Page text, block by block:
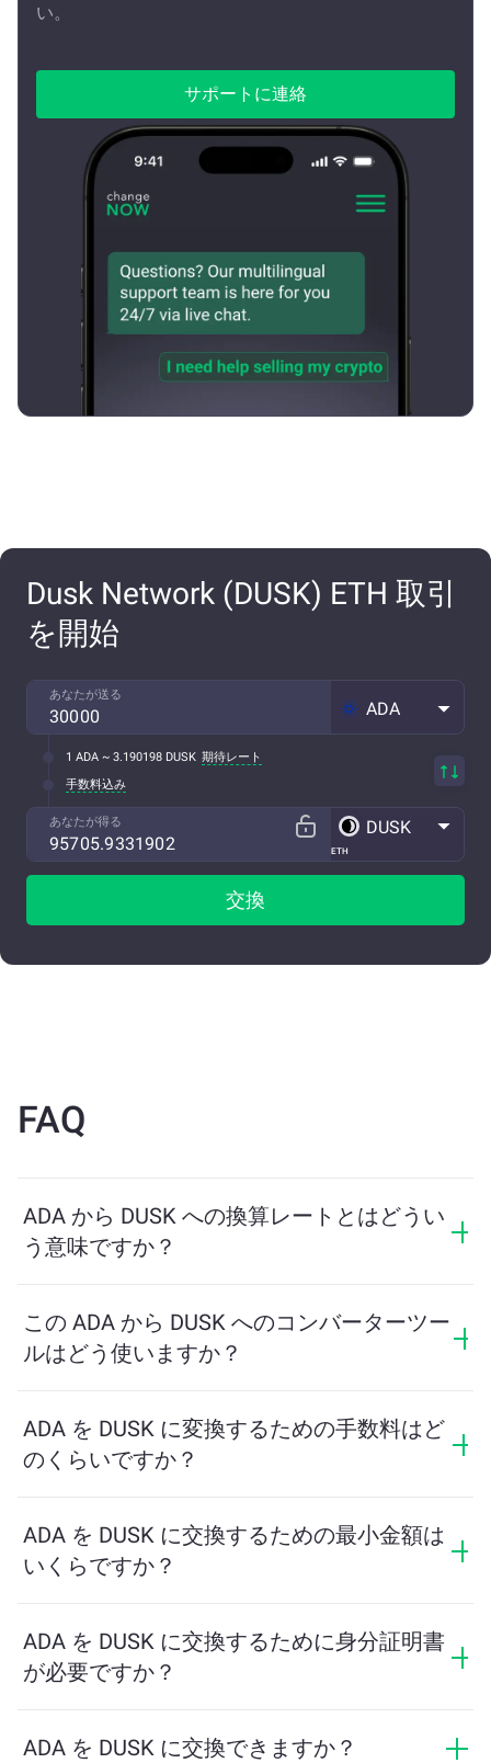
い。
サポートに連絡
Dusk Network (DUSK) ETH 取引
を開始
あなたが送る
ADA
1 ADA ~ 3.190198 DUSK 期待レート
手数料込み
あなたが得る
ETH
DUSK
交換
FAQ
ADA から DUSK への換算レートとはどうい
う意味ですか？
を示します。このレートは市場状況、需要と供給、流
動性に応じて変動します。
この ADA から DUSK へのコンバーターツー
ルはどう使いますか？
取る予定の DUSK の量を計算します。その後、取引を
完了するための手順に従ってください。
ADA を DUSK に変換するための手数料はど
のくらいですか？
って異なります。ChangeNOWは隠れた手数料なしで競
争力のあるレートを提供しており、最終金額は取引を
確認する前に表示されます。
ADA を DUSK に交換するための最小金額は
いくらですか？
ります。プラットフォームはスムーズな取引を保証す
るために必要な最小額を自動的に計算します。ただ
し、ほとんどの場合、最小金額は2ドル相当です。
ADA を DUSK に交換するために身分証明書
が必要ですか？
速で匿名です。ただし、ChangeNOW Proにログインし
ADA を DUSK に交換できますか？